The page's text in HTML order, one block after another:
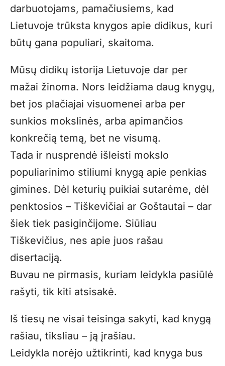
darbuotojams, pamačiusiems, kad
Lietuvoje trūksta knygos apie didikus, kuri
būtų gana populiari, skaitoma.
Mūsų didikų istorija Lietuvoje dar per
mažai žinoma. Nors leidžiama daug knygų,
bet jos plačiajai visuomenei arba per
sunkios mokslinės, arba apimančios
konkrečią temą, bet ne visumą.
Tada ir nusprendė išleisti mokslo
populiarinimo stiliumi knygą apie penkias
gimines. Dėl keturių puikiai sutarėme, dėl
penktosios – Tiškevičiai ar Goštautai – dar
šiek tiek pasiginčijome. Siūliau
Tiškevičius, nes apie juos rašau
disertaciją.
Buvau ne pirmasis, kuriam leidykla pasiūlė
rašyti, tik kiti atsisakė.
Iš tiesų ne visai teisinga sakyti, kad knygą
rašiau, tiksliau – ją įrašiau.
Leidykla norėjo užtikrinti, kad knyga bus